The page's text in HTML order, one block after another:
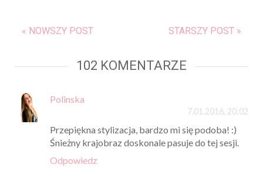
« NOWSZY POST STARSZY POST »
102 KOMENTARZE
Polinska
7.01.2016, 20:02
Przepiękna stylizacja, bardzo mi się podoba! :)
Śnieżny krajobraz doskonale pasuje do tej sesji.
Odpowiedz